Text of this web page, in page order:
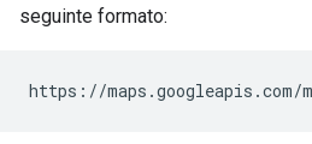
seguinte formato:
https://maps.googleapis.com/